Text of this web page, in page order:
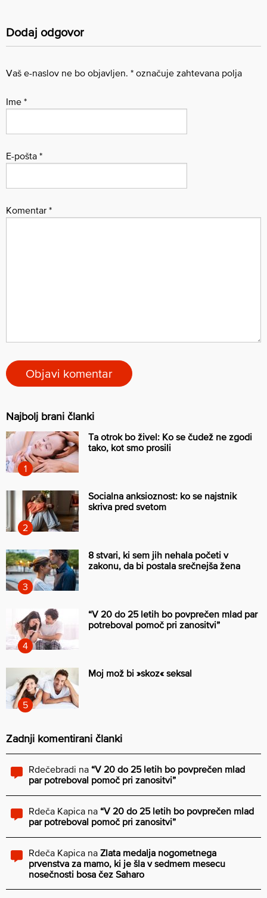
Dodaj odgovor
Vaš e-naslov ne bo objavljen. * označuje zahtevana polja
Ime *
E-pošta *
Komentar *
Najbolj brani članki
Ta otrok bo živel: Ko se čudež ne zgodi
tako, kot smo prosili
Socialna anksioznost: ko se najstnik
skriva pred svetom
8 stvari, ki sem jih nehala početi v
zakonu, da bi postala srečnejša žena
“V 20 do 25 letih bo povprečen mlad par
potreboval pomoč pri zanositvi”
Moj mož bi »skoz« seksal
Zadnji komentirani članki
Rdečebradi na “V 20 do 25 letih bo povprečen mlad
par potreboval pomoč pri zanositvi”
Rdeča Kapica na “V 20 do 25 letih bo povprečen mlad
par potreboval pomoč pri zanositvi”
Rdeča Kapica na Zlata medalja nogometnega
prvenstva za mamo, ki je šla v sedmem mesecu
nosečnosti bosa čez Saharo